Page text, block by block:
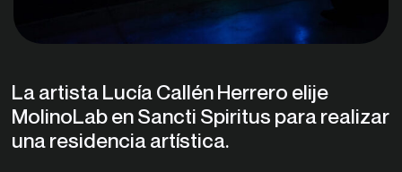
La artista Lucía Callén Herrero elije
MolinoLab en Sancti Spiritus para realizar
una residencia artística.